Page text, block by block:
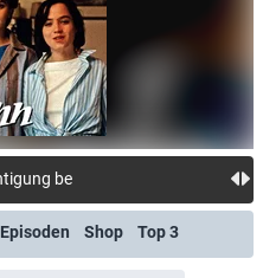
Episoden Shop Top 3